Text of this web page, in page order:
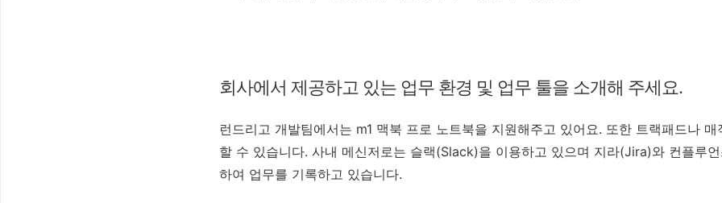
회사에서 제공하고 있는 업무 환경 및 업무 툴을 소개해 주세요.
런드리고 개발팀에서는 m1 맥북 프로 노트북을 지원해주고 있어요. 또한 트랙패드나
할 수 있습니다. 사내 메신저로는 슬랙(Slack)을 이용하고 있으며 지라(Jira)와 컨플루
하여 업무를 기록하고 있습니다.